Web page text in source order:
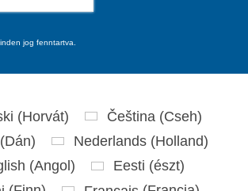
jog fenntartva.
(Horvát) Čeština (Cseh)
Dán) Nederlands(Holland)
(Angol ) Eesti (észt)